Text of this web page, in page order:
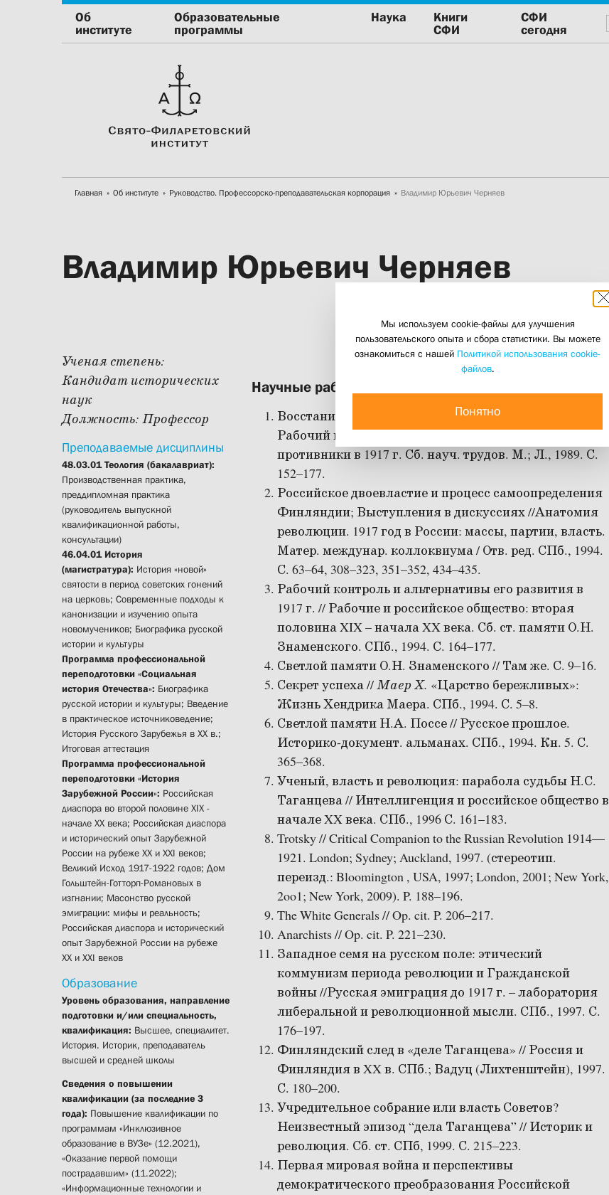
Об
институте
Образовательные
программы
Наука
Книги
СФИ
СФИ
сегодня
Главная Об институте Руководство. Профессорско-преподавательская корпорация Владимир Юрьевич Черняев
Владимир Юрьевич Черняев
Ученая степень:
Кандидат исторических
наук
Должность: Профессор
Преподаваемые дисциплины
48.03.01 Теология (бакалавриат):
Производственная практика,
преддипломная практика
(руководитель выпускной
квалификационной работы,
консультации)
46.04.01 История
(магистратура): История «новой»
святости в период советских гонений
на церковь; Современные подходы к
канонизации и изучению опыта
новомучеников; Биографика русской
истории и культуры
Программа профессиональной
переподготовки «Социальная
история Отечества»: Биографика
русской истории и культуры; Введение
в практическое источниковедение;
История Русского Зарубежья в XX в.;
Итоговая аттестация
Программа профессиональной
переподготовки «История
Зарубежной России»: Российская
диаспора во второй половине XIX -
начале XX века; Российская диаспора
и исторический опыт Зарубежной
России на рубеже XX и XXI веков;
Великий Исход 1917-1922 годов; Дом
Гольштейн-Готторп-Романовых в
изгнании; Масонство русской
эмиграции: мифы и реальность;
Российская диаспора и исторический
опыт Зарубежной России на рубеже
ХХ и ХХI веков
Образование
Уровень образования, направление
подготовки и/или специальность,
квалификация: Высшее, специалитет.
История. Историк, преподаватель
высшей и средней школы
Сведения о повышении
квалификации (за последние 3
года): Повышение квалификации по
программам «Инклюзивное
образование в ВУЗе» (12.2021),
«Оказание первой помощи
пострадавшим» (11.2022);
«Информационные технологии и
Научные работы
Восстание Павловского полка 26 февраля 1917 г. //
Рабочий класс России, его союзники и политические
противники в 1917 г. Сб. науч. трудов. М.; Л., 1989. С.
152–177.
Российское двоевластие и процесс самоопределения
Финляндии; Выступления в дискуссиях //Анатомия
революции. 1917 год в России: массы, партии, власть.
Матер. междунар. коллоквиума / Отв. ред. СПб., 1994.
С. 63–64, 308–323, 351–352, 434–435.
Рабочий контроль и альтернативы его развития в
1917 г. // Рабочие и российское общество: вторая
половина XIX – начала XX века. Сб. ст. памяти О.Н.
Знаменского. СПб., 1994. С. 164–177.
Светлой памяти О.Н. Знаменского // Там же. С. 9–16.
Секрет успеха //Маер Х. «Царство бережливых»:
Жизнь Хендрика Маера. СПб., 1994. С. 5–8.
Светлой памяти Н.А. Поссе // Русское прошлое.
Историко-документ. альманах. СПб., 1994. Кн. 5. С.
365–368.
Ученый, власть и революция: парабола судьбы Н.С.
Таганцева // Интеллигенция и российское общество в
начале XX века. СПб., 1996 С. 161–183.
Trotsky // Critical Companion to the Russian Revolution 1914—
1921. London; Sydney; Auckland, 1997. (стереотип.
переизд.: Bloomington , USA, 1997; London, 2001; New York,
2oo1; New York, 2009). P. 188–196.
The White Generals // Op. cit. P. 206–217.
Anarchists // Op. cit. P. 221–230.
Западное семя на русском поле: этический
коммунизм периода революции и Гражданской
войны //Русская эмиграция до 1917 г. – лаборатория
либеральной и революционной мысли. СПб., 1997. С.
176–197.
Финляндский след в «деле Таганцева» // Россия и
Финляндия в XX в. СПб.; Вадуц (Лихтенштейн), 1997.
С. 180–200.
Учредительное собрание или власть Советов?
Неизвестный эпизод “дела Таганцева” // Историк и
революция. Сб. ст. СПб, 1999. С. 215–223.
Первая мировая война и перспективы
демократического преобразования Российской
Мы используем cookie-файлы для улучшения
пользовательского опыта и сбора статистики. Вы можете
ознакомиться с нашей Политикой использования cookie-
файлов.
Понятно